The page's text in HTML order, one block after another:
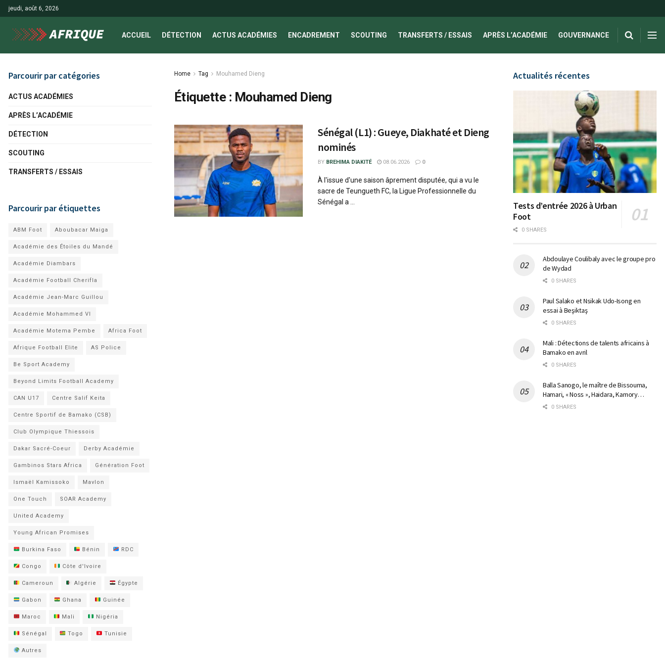
jeudi, août 6, 2026
ACCUEIL DÉTECTION ACTUS ACADÉMIES ENCADREMENT SCOUTING TRANSFERTS / ESSAIS APRÈS L’ACADÉMIE GOUVERNANCE
Home Tag Mouhamed Dieng
Étiquette : Mouhamed Dieng
Sénégal (L1) : Gueye, Diakhaté et Dieng
nominés
BY BREHIMA DIAKITÉ 08.06.2026 0
À l'issue d'une saison âprement disputée, qui a vu le
sacre de Teungueth FC, la Ligue Professionnelle du
Sénégal a ...
Parcourir par catégories
ACTUS ACADÉMIES
APRÈS L’ACADÉMIE
DÉTECTION
SCOUTING
TRANSFERTS / ESSAIS
Parcourir par étiquettes
ABM Foot Aboubacar Maiga
Académie des Étoiles du Mandé
Académie Diambars
Académie Football Cherifla
Académie Jean-Marc Guillou
Académie Mohammed VI
Académie Motema Pembe Africa Foot
Afrique Football Elite AS Police
Be Sport Academy
Beyond Limits Football Academy
CAN U17 Centre Salif Keita
Centre Sportif de Bamako (CSB)
Club Olympique Thiessois
Dakar Sacré-Coeur Derby Académie
Gambinos Stars Africa Génération Foot
Ismaël Kamissoko Mavlon
One Touch SOAR Academy
United Academy
Young African Promises
Burkina Faso Bénin RDC
Congo Côte d'Ivoire
Cameroun Algérie Égypte
Gabon Ghana Guinée
Maroc Mali Nigéria
Sénégal Togo Tunisie
Autres
Actualités récentes
Tests d’entrée 2026 à Urban
Foot
0 SHARES
Abdoulaye Coulibaly avec le groupe pro
de Wydad
0 SHARES
Paul Salako et Nsikak Udo-Isong en
essai à Beşiktaş
0 SHARES
Mali : Détections de talents africains à
Bamako en avril
0 SHARES
Balla Sanogo, le maître de Bissouma,
Hamari, « Noss », Haidara, Kamory…
0 SHARES